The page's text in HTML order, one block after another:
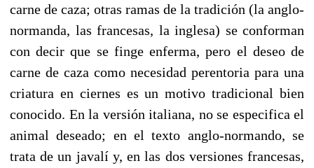
carne de caza; otras ramas de la tradición (la anglo-
normanda, las francesas, la inglesa) se conforman
con decir que se finge enferma, pero el deseo de
carne de caza como necesidad perentoria para una
criatura en ciernes es un motivo tradicional bien
conocido. En la versión italiana, no se especifica el
animal deseado; en el texto anglo-normando, se
trata de un javalí y, en las dos versiones francesas,